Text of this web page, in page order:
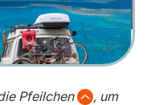
Pfeilchen
, um